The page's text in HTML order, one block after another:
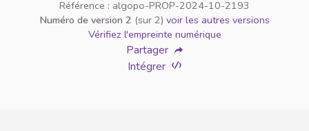
Référence : algopo-PROP-2024-10-2193
Numéro de version 2 (sur 2) voir les autres versions
Vérifiez l'empreinte numérique
Partager
Intégrer